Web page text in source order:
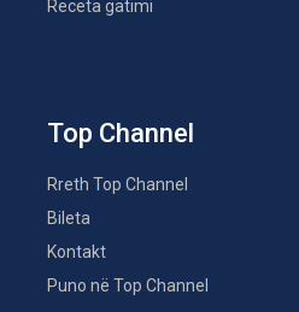
Receta gatimi
Top Channel
Rreth Top Channel
Bileta
Kontakt
Puno në Top Channel